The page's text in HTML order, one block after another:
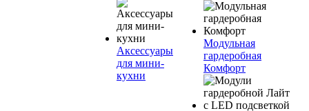
Аксессуары
для мини-
кухни
Модульная
гардеробная
Комфорт